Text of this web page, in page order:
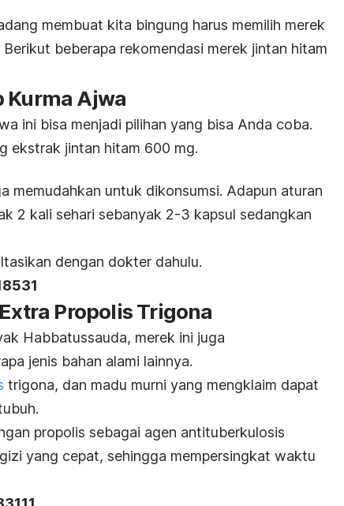
membuat kita bingung harus memilih merek
beberapa rekomendasi merek jintan hitam
Kurma Ajwa
ini bisa menjadi pilihan yang bisa Anda coba.
ekstrak jintan hitam 600 mg.
memudahkan untuk dikonsumsi. Adapun aturan
2 kali sehari sebanyak 2-3 kapsul sedangkan
dengan dokter dahulu.
Propolis Trigona
Habbatussauda, merek ini juga
jenis bahan alami lainnya.
trigona, dan madu murni yang mengklaim dapat
propolis sebagai agen antituberkulosis
yang cepat, sehingga mempersingkat waktu